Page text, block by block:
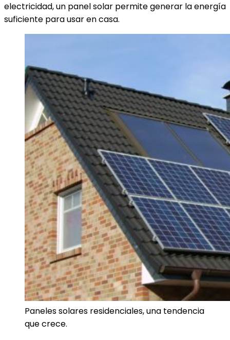
electricidad, un panel solar permite generar la energía
suficiente para usar en casa.
Paneles solares residenciales, una tendencia
que crece.